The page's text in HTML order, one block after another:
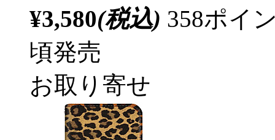
¥3,580(税込) 358ポイ
頃発売
お取り寄せ